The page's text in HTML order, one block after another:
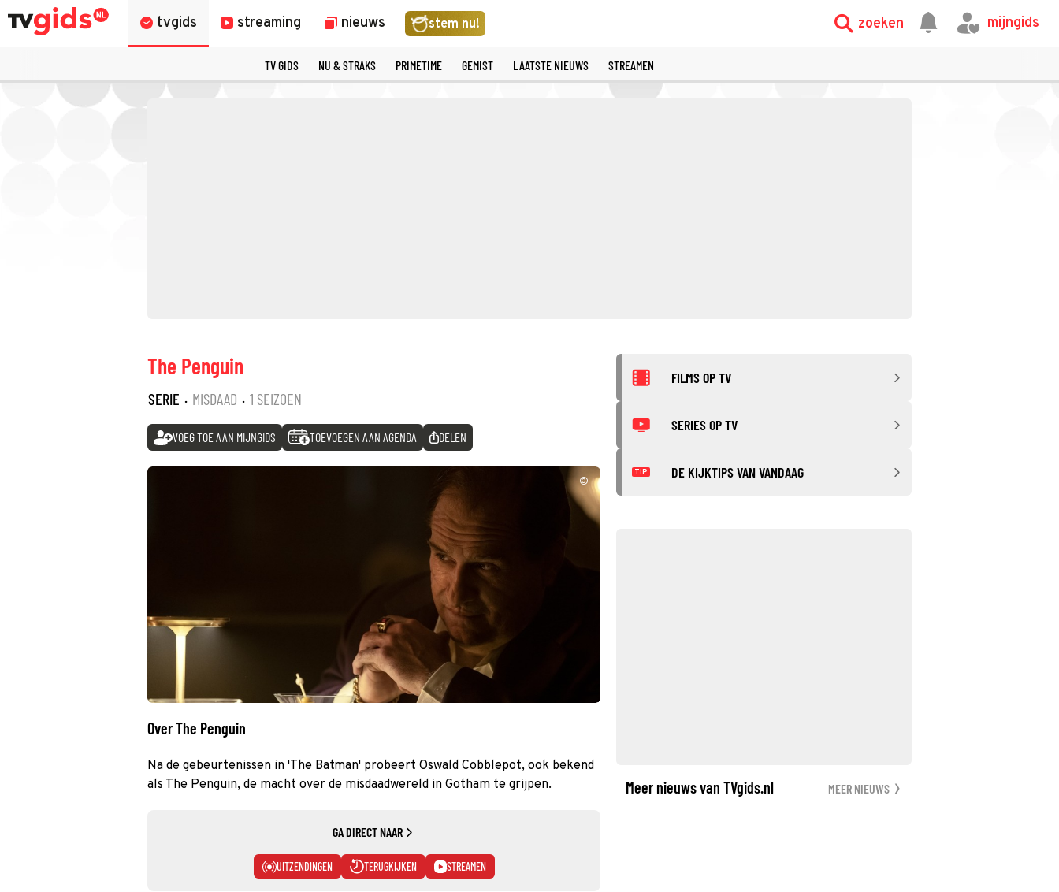
tvgids streaming nieuws stem nu! zoeken mijngids
TV GIDS NU & STRAKS PRIMETIME GEMIST LAATSTE NIEUWS STREAMEN
The Penguin
SERIE · MISDAAD · 1 SEIZOEN
VOEG TOE AAN MIJNGIDS TOEVOEGEN AAN AGENDA DELEN
©
Over The Penguin
Na de gebeurtenissen in 'The Batman' probeert Oswald Cobblepot, ook bekend
als The Penguin, de macht over de misdaadwereld in Gotham te grijpen.
GA DIRECT NAAR
UITZENDINGEN TERUGKIJKEN STREAMEN
FILMS OP TV
SERIES OP TV
TIP DE KIJKTIPS VAN VANDAAG
Meer nieuws van TVgids.nl MEER NIEUWS